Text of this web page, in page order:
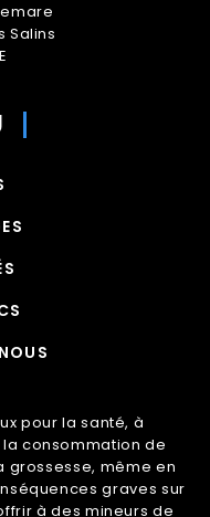
Salins
pour la santé, à
consommation de
grossesse, même en
graves sur
à des mineurs de